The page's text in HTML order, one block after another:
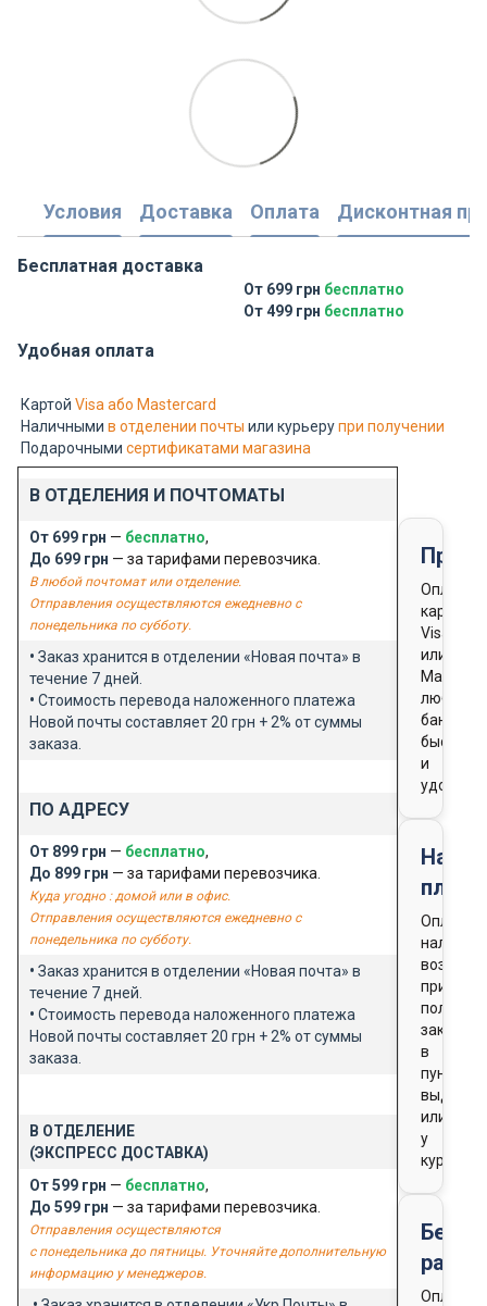
Условия Доставка Оплата Дисконтная
Бесплатная доставка
От 699 грн бесплатно
От 499 грн бесплатно
Удобная оплата
Картой Visa або Mastercard
Наличными в отделении почты или курьерупри получении
Подарочными сертификатами магазина
В ОТДЕЛЕНИЯ И ПОЧТОМАТЫ
От 699 грн — бесплатно,
До 699 грн — за тарифами перевозчика.
В любой почтомат или отделение.
Отправления осуществляются ежедневно с
понедельника по субботу.
• Заказ хранится в отделении «Новая почта» в
течение 7 дней.
• Стоимость перевода наложенного платежа
Новой почты составляет 20 грн + 2% от суммы
заказа.
ПО АДРЕСУ
От 899 грн — бесплатно,
До 899 грн — за тарифами перевозчика.
Куда угодно : домой или в офис.
Отправления осуществляются ежедневно с
понедельника по субботу.
• Заказ хранится в отделении «Новая почта» в
течение 7 дней.
• Стоимость перевода наложенного платежа
Новой почты составляет 20 грн + 2% от суммы
заказа.
В ОТДЕЛЕНИЕ
(ЭКСПРЕСС ДОСТАВКА)
От 599 грн — бесплатно,
До 599 грн — за тарифами перевозчика.
Отправления осуществляются
с понедельника до пятницы. Уточняйте дополнительную
информацию у менеджеров.
Оплата
картой
Visa
или
любого
банка
быстро
и
удобно
Оплата
при
заказа
в
пункте
выдачи
или
у
курьера
Оплата